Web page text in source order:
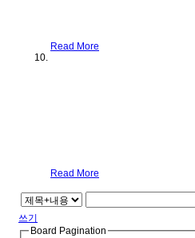
Read More
Read More
쓰기
Board Pagination